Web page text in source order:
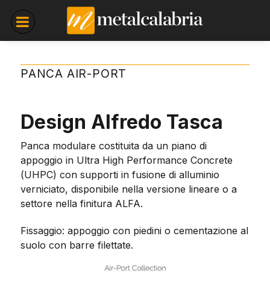
PANCA AIR-PORT
Design Alfredo Tasca
Panca modulare costituita da un piano di
appoggio in Ultra High Performance Concrete
(UHPC) con supporti in fusione di alluminio
verniciato, disponibile nella versione lineare o a
settore nella finitura ALFA.
Fissaggio: appoggio con piedini o cementazione al
suolo con barre filettate.